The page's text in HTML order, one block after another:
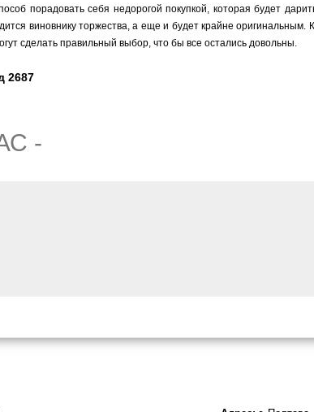
порадовать себя недорогой покупкой, которая будет
виновнику торжества, а еще и будет крайне оригинальным.
сделать правильный выбор, что бы все остались довольны.
2687
-